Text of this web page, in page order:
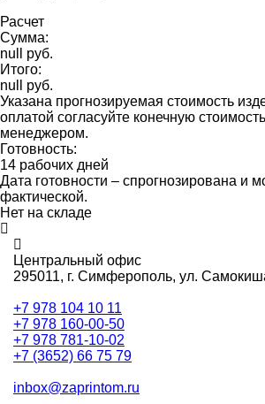
Расчет
Сумма:
null руб.
Итого:
null руб.
Указана прогнозируемая стоимость
оплатой согласуйте конечную
менеджером.
Готовность:
14 рабочих дней
Дата готовности – спрогнозирована и
фактической.
Нет на складе
Центральный офис
295011, г. Симферополь, ул.
+7 978 104 10 11
+7 978 160-00-50
+7 978 781-10-02
+7 (3652) 66 75 79
inbox@zaprintom.ru